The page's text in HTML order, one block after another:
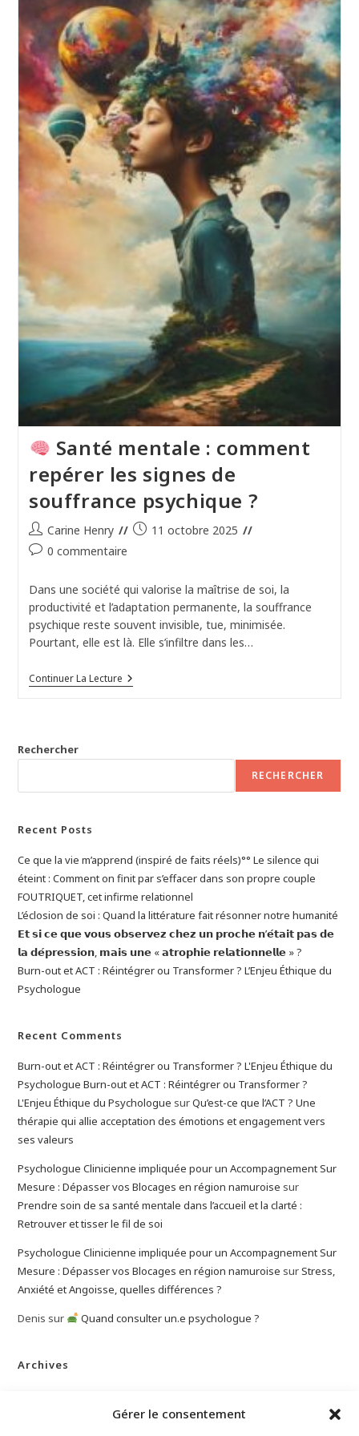
Gérer le consentement
Santé mentale : comment
repérer les signes de
souffrance psychique ?
Auteur/autrice
de
Carine Henry
Publication
11 octobre 2025
Commentaires
la
publication :
0 commentaire
Dans une société qui valorise la maîtrise de soi, la
productivité et l’adaptation permanente, la souffrance
psychique reste souvent invisible, tue, minimisée.
Pourtant, elle est là. Elle s’infiltre dans les…
Continuer La Lecture
Santé
Les
Souffrance
Rechercher
RECHERCHER
Recent Posts
Ce que la vie m’apprend (inspiré de faits réels)°° Le silence qui
éteint : Comment on finit par s’effacer dans son propre couple
FOUTRIQUET, cet infirme relationnel
L’éclosion de soi : Quand la littérature fait résonner notre humanité
𝗘𝘁 𝘀𝗶 𝗰𝗲 𝗾𝘂𝗲 𝘃𝗼𝘂𝘀 𝗼𝗯𝘀𝗲𝗿𝘃𝗲𝘇 𝗰𝗵𝗲𝘇 𝘂𝗻 𝗽𝗿𝗼𝗰𝗵𝗲 𝗻’𝗲́𝘁𝗮𝗶𝘁 𝗽𝗮𝘀 𝗱𝗲
𝗹𝗮 𝗱𝗲́𝗽𝗿𝗲𝘀𝘀𝗶𝗼𝗻, 𝗺𝗮𝗶𝘀 𝘂𝗻𝗲 « 𝗮𝘁𝗿𝗼𝗽𝗵𝗶𝗲 𝗿𝗲𝗹𝗮𝘁𝗶𝗼𝗻𝗻𝗲𝗹𝗹𝗲 » ?
Burn-out et ACT : Réintégrer ou Transformer ? L’Enjeu Éthique du
Psychologue
Recent Comments
Burn-out et ACT : Réintégrer ou Transformer ? L'Enjeu Éthique du
Psychologue Burn-out et ACT : Réintégrer ou Transformer ?
L'Enjeu Éthique du Psychologue surQu’est-ce que l’ACT ? Une
thérapie qui allie acceptation des émotions et engagement vers
ses valeurs
Psychologue Clinicienne impliquée pour un Accompagnement Sur
Mesure : Dépasser vos Blocages en région namuroise sur
Prendre soin de sa santé mentale dans l’accueil et la clarté :
Retrouver et tisser le fil de soi
Psychologue Clinicienne impliquée pour un Accompagnement Sur
Mesure : Dépasser vos Blocages en région namuroise surStress,
Anxiété et Angoisse, quelles différences ?
Denis sur Quand consulter un.e psychologue ?
Archives